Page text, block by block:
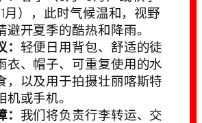
月），此时气候温和，视野
避开夏季的酷热和降雨。
轻便日用背包、舒适的徒
衣、帽子、可重复使用的水
，以及用于拍摄壮丽喀斯特
或手机。
我们将负责行李转运、交